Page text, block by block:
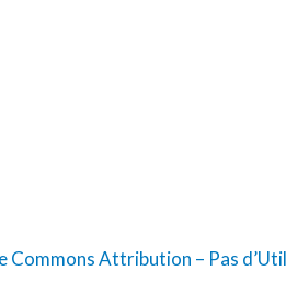
Commons Attribution – Pas